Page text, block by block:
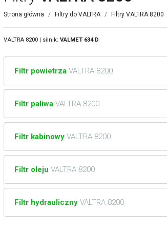
Strona główna Filtry do VALTRA Filtry VALTRA 8200
VALTRA 8200 | silnik: VALMET 634 D
Filtr powietrza VALTRA 8200
Filtr paliwa VALTRA 8200
Filtr kabinowy VALTRA 8200
Filtr oleju VALTRA 8200
Filtr hydrauliczny VALTRA 8200